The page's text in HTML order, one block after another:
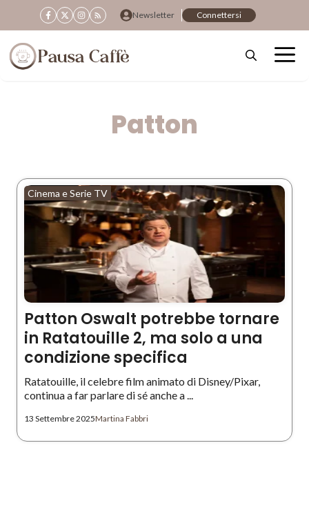
al
contenuto
Newsletter Connettersi
Patton
Cinema e Serie TV
Patton Oswalt potrebbe tornare
in Ratatouille 2, ma solo a una
condizione specifica
Ratatouille, il celebre film animato di Disney/Pixar,
continua a far parlare di sé anche a ...
13 Settembre 2025Martina Fabbri